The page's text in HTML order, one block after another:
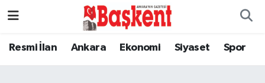
Resmi İlan Ankara Ekonomi Siyaset Spor